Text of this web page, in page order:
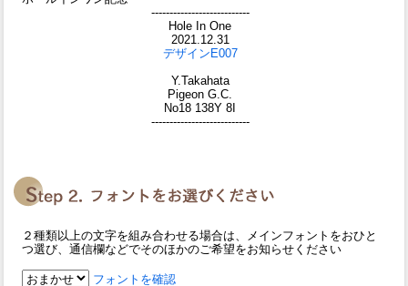
---------------------------
Hole In One
2021.12.31
デザインE007
Y.Takahata
Pigeon G.C.
No18 138Y 8I
---------------------------
２種類以上の文字を組み合わせる場合は、メインフォントをおひと
つ選び、通信欄などでそのほかのご希望をお知らせください
フォントを確認